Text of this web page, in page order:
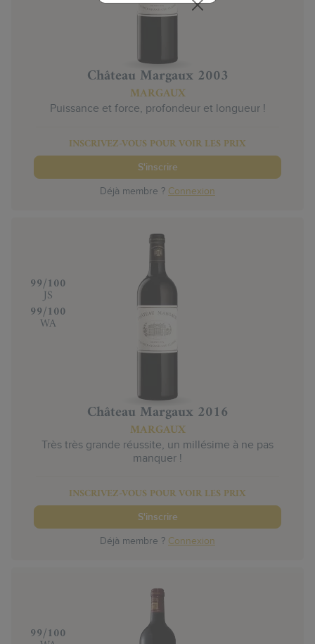
Château Margaux 2003
MARGAUX
Puissance et force, profondeur et longueur !
INSCRIVEZ-VOUS POUR VOIR LES PRIX
S'inscrire
Déjà membre ? Connexion
‍99/100
JS
‍99/100
WA
Château Margaux 2016
MARGAUX
Très très grande réussite, un millésime à ne pas
manquer !
INSCRIVEZ-VOUS POUR VOIR LES PRIX
S'inscrire
Déjà membre ? Connexion
‍99/100